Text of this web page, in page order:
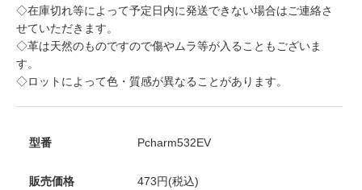
◇在庫切れ等によって予定日内に発送できない場合はご連絡さ
せていただきます。
◇革は天然のものですので傷やムラ等が入ることもございま
す。
◇ロットによって色・質感が異なることがあります。
型番 Pcharm532EV
販売価格 473円(税込)